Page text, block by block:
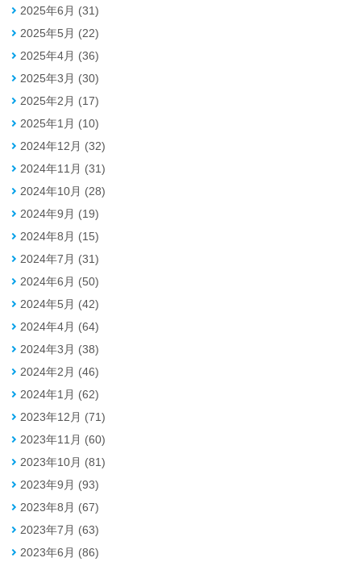
2025年6月 (31)
2025年5月 (22)
2025年4月 (36)
2025年3月 (30)
2025年2月 (17)
2025年1月 (10)
2024年12月 (32)
2024年11月 (31)
2024年10月 (28)
2024年9月 (19)
2024年8月 (15)
2024年7月 (31)
2024年6月 (50)
2024年5月 (42)
2024年4月 (64)
2024年3月 (38)
2024年2月 (46)
2024年1月 (62)
2023年12月 (71)
2023年11月 (60)
2023年10月 (81)
2023年9月 (93)
2023年8月 (67)
2023年7月 (63)
2023年6月 (86)